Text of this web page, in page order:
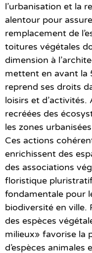
l’urbanisation et la
alentour pour
remplacement de
toitures végétales
dimension à
mettent en avant la
reprend ses droits
loisirs et d’activités.
recréées des
les zones
Ces actions
enrichissent des
des associations
floristique
fondamentale pour
biodiversité en ville.
des espèces
milieux» favorise la
d’espèces animales